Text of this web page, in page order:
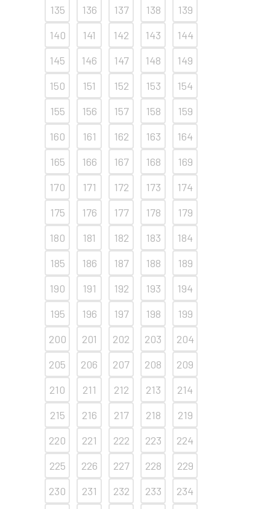
135
136 137 138
139
140
141 142 143
144
145
146 147 148
149
150
151 152 153
154
155
156 157 158
159
160
161 162 163
164
165
166 167 168
169
170
171 172 173
174
175
176 177 178
179
180
181 182 183
184
185
186 187 188
189
190
191 192 193
194
195
196 197 198
199
200
201 202 203
204
205
206 207 208
209
210
211 212 213
214
215
216 217 218
219
220
221 222 223
224
225
226 227 228
229
230
231 232 233
234